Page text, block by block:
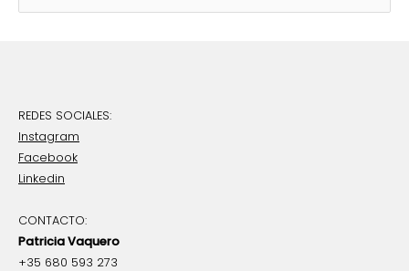
u
r
p
o
r
REDES SOCIALES:
Instagram
Facebook
Linkedin
CONTACTO:
Patricia Vaquero
+35 680 593 273